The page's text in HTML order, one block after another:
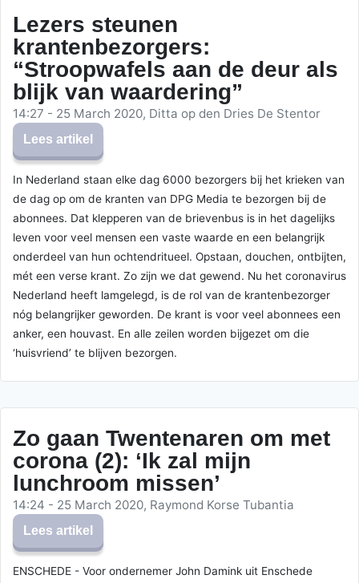
Lezers steunen
krantenbezorgers:
“Stroopwafels aan de deur als
blijk van waardering”
14:27 - 25 March 2020, Ditta op den Dries De Stentor
Lees artikel
In Nederland staan elke dag 6000 bezorgers bij het krieken van
de dag op om de kranten van DPG Media te bezorgen bij de
abonnees. Dat klepperen van de brievenbus is in het dagelijks
leven voor veel mensen een vaste waarde en een belangrijk
onderdeel van hun ochtendritueel. Opstaan, douchen, ontbijten,
mét een verse krant. Zo zijn we dat gewend. Nu het coronavirus
Nederland heeft lamgelegd, is de rol van de krantenbezorger
nóg belangrijker geworden. De krant is voor veel abonnees een
anker, een houvast. En alle zeilen worden bijgezet om die
‘huisvriend’ te blijven bezorgen.
Zo gaan Twentenaren om met
corona (2): ‘Ik zal mijn
lunchroom missen’
14:24 - 25 March 2020, Raymond Korse Tubantia
Lees artikel
ENSCHEDE - Voor ondernemer John Damink uit Enschede